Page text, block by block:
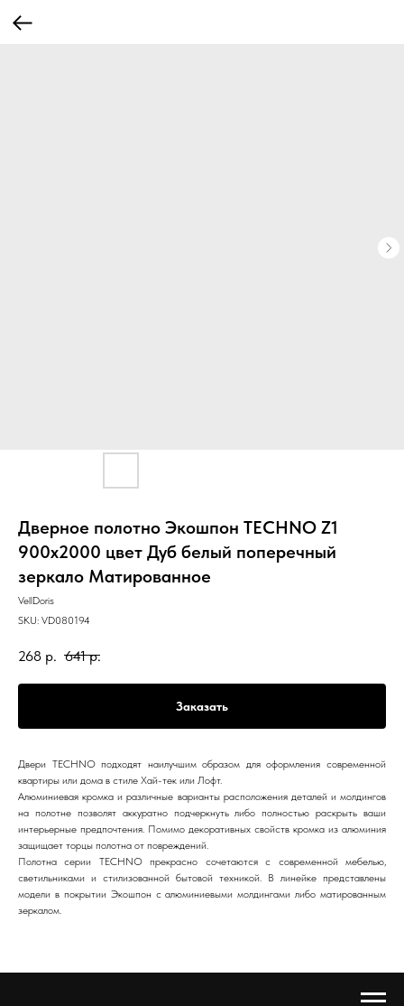
Дверное полотно Экошпон TECHNO Z1
900х2000 цвет Дуб белый поперечный
зеркало Матированное
VellDoris
SKU: VD080194
268 р. 641 р.
Заказать
Двери TECHNO подходят наилучшим образом для оформления современной
квартиры или дома в стиле Хай-тек или Лофт.
Алюминиевая кромка и различные варианты расположения деталей и молдингов
на полотне позволят аккуратно подчеркнуть либо полностью раскрыть ваши
интерьерные предпочтения. Помимо декоративных свойств кромка из алюминия
защищает торцы полотна от повреждений.
Полотна серии TECHNO прекрасно сочетаются с современной мебелью,
светильниками и стилизованной бытовой техникой. В линейке представлены
модели в покрытии Экошпон с алюминиевыми молдингами либо матированным
зеркалом.